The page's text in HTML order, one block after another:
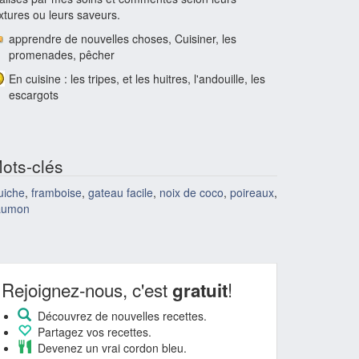
ou leurs saveurs.
apprendre de nouvelles choses, Cuisiner, les
promenades, pêcher
En cuisine : les tripes, et les huitres, l'andouille, les
escargots
clés
, framboise, gateau facile, noix de coco, poireaux,
Rejoignez-nous, c'estgratuit!
Découvrez de nouvelles recettes.
Partagez vos recettes.
Devenez un vrai cordon bleu.